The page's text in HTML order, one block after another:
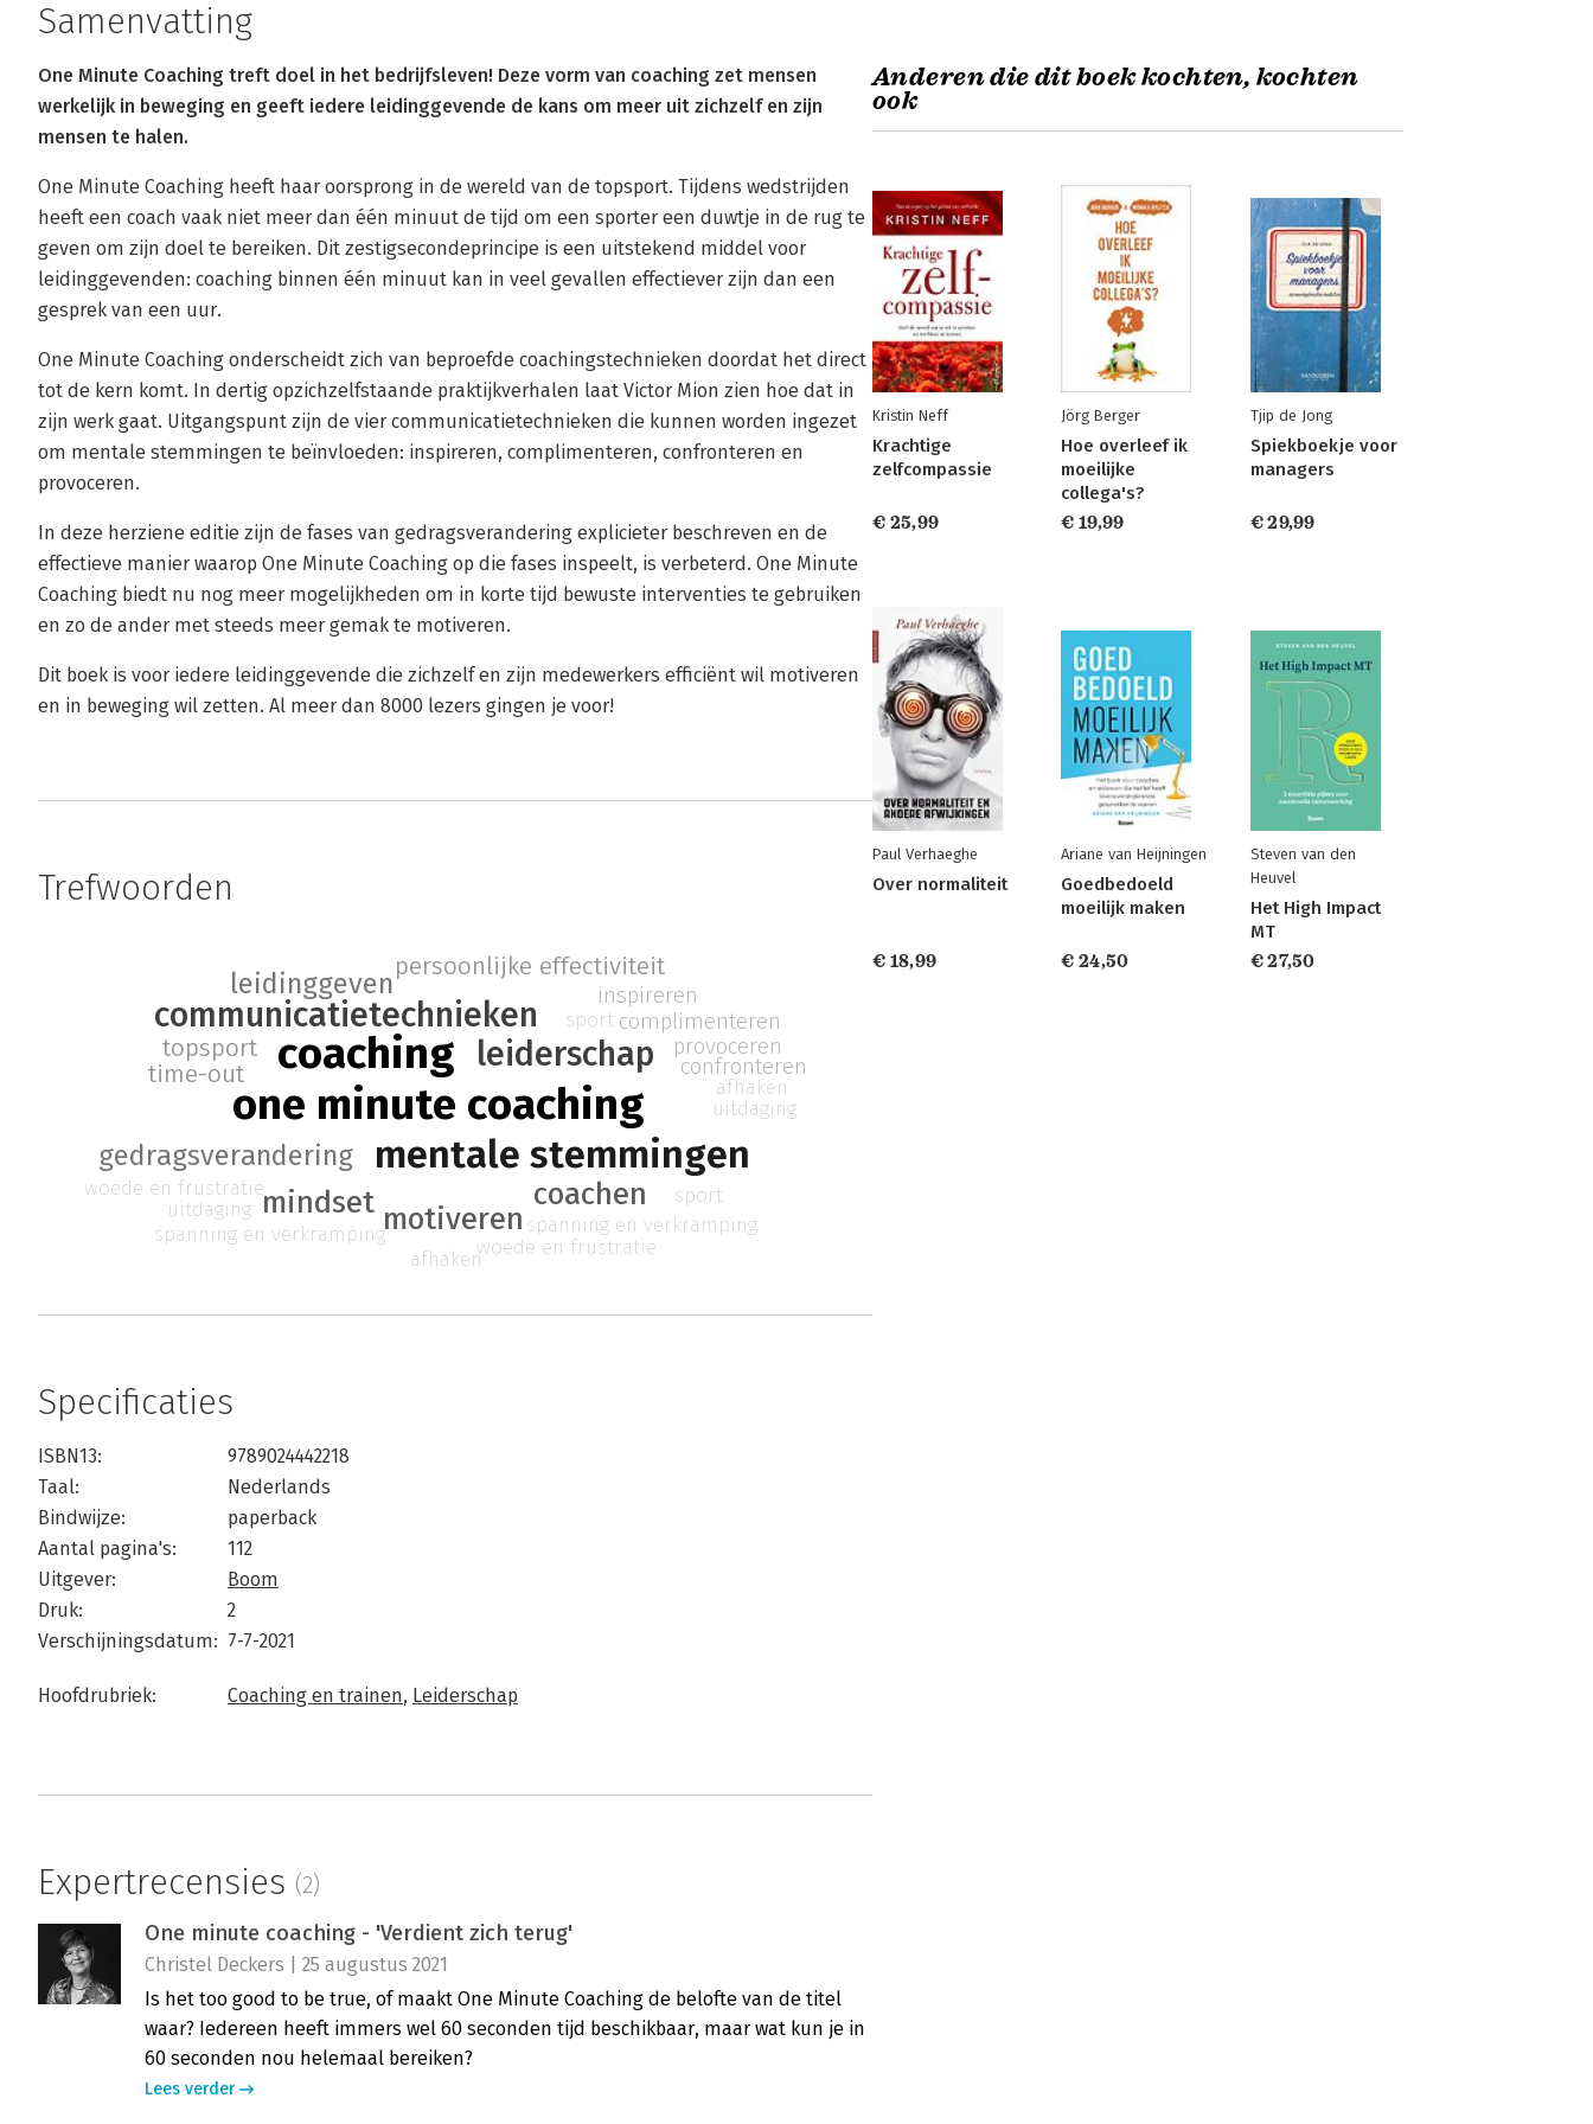
Samenvatting
One Minute Coaching treft doel in het bedrijfsleven! Deze vorm van coaching zet mensen
werkelijk in beweging en geeft iedere leidinggevende de kans om meer uit zichzelf en zijn
mensen te halen.
One Minute Coaching heeft haar oorsprong in de wereld van de topsport. Tijdens wedstrijden
heeft een coach vaak niet meer dan één minuut de tijd om een sporter een duwtje in de rug te
geven om zijn doel te bereiken. Dit zestigsecondeprincipe is een uitstekend middel voor
leidinggevenden: coaching binnen één minuut kan in veel gevallen effectiever zijn dan een
gesprek van een uur.
One Minute Coaching onderscheidt zich van beproefde coachingstechnieken doordat het direct
tot de kern komt. In dertig opzichzelfstaande praktijkverhalen laat Victor Mion zien hoe dat in
zijn werk gaat. Uitgangspunt zijn de vier communicatietechnieken die kunnen worden ingezet
om mentale stemmingen te beïnvloeden: inspireren, complimenteren, confronteren en
provoceren.
In deze herziene editie zijn de fases van gedragsverandering explicieter beschreven en de
effectieve manier waarop One Minute Coaching op die fases inspeelt, is verbeterd. One Minute
Coaching biedt nu nog meer mogelijkheden om in korte tijd bewuste interventies te gebruiken
en zo de ander met steeds meer gemak te motiveren.
Dit boek is voor iedere leidinggevende die zichzelf en zijn medewerkers efficiënt wil motiveren
en in beweging wil zetten. Al meer dan 8000 lezers gingen je voor!
Trefwoorden
one minute coaching
coaching
mentale stemmingen
communicatietechnieken
leiderschap
coachen
motiveren
mindset
gedragsverandering
leidinggeven
persoonlijke effectiviteit
time-out
topsport
inspireren
complimenteren
provoceren
confronteren
sport
afhaken
spanning en verkramping
woede en frustratie
uitdaging
sport
afhaken
spanning en verkramping
woede en frustratie
uitdaging
Specificaties
ISBN13:
9789024442218
Taal:
Nederlands
Bindwijze:
paperback
Aantal pagina's:
112
Uitgever:
Boom
Druk:
2
Verschijningsdatum: 7-7-2021
Hoofdrubriek: Coaching en trainen, Leiderschap
Expertrecensies (2)
One minute coaching - 'Verdient zich terug'
Christel Deckers | 25 augustus 2021
Is het too good to be true, of maakt One Minute Coaching de belofte van de titel
waar? Iedereen heeft immers wel 60 seconden tijd beschikbaar, maar wat kun je in
60 seconden nou helemaal bereiken?
Lees verder
Anderen die dit boek kochten, kochten
ook
Kristin Neff
Krachtige
zelfcompassie
€ 25,99
Jörg Berger
Hoe overleef ik
moeilijke
collega's?
€ 19,99
Tjip de Jong
Spiekboekje voor
managers
€ 29,99
Paul Verhaeghe
Over normaliteit
€ 18,99
Ariane van Heijningen
Goedbedoeld
moeilijk maken
€ 24,50
Steven van den
Heuvel
Het High Impact
MT
€ 27,50